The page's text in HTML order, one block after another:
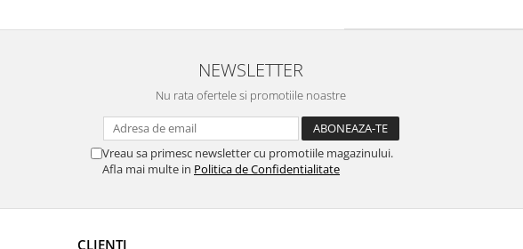
NEWSLETTER
Nu rata ofertele si promotiile noastre
Vreau sa primesc newsletter cu promotiile magazinului.
Afla mai multe in Politica de Confidentialitate
CLIENTI